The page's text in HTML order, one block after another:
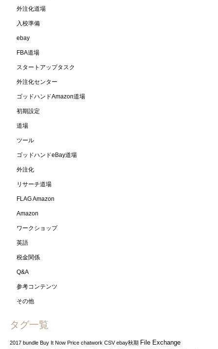
外注化道場
入校準備
ebay
FBA道場
スタートアップタスク
外注化センター
ゴッドハンドAmazon道場
初期設定
道場
ツール
ゴッドハンドeBay道場
外注化
リサーチ道場
FLAG Amazon
Amazon
ワークショップ
英語
税金関係
Q&A
参考コンテンツ
その他
タグ一覧
2017 bundle Buy It Now Price chatwork CSV ebay秋期 File Exchange